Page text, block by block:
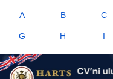
A B C
G H I
M N O